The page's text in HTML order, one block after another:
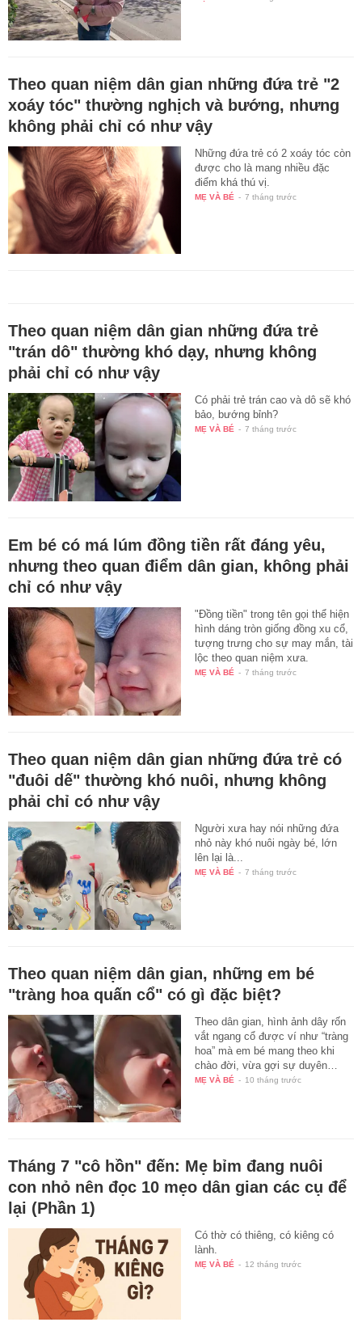
Theo quan niệm dân gian những đứa trẻ "2
xoáy tóc" thường nghịch và bướng, nhưng
không phải chỉ có như vậy
Những đứa trẻ có 2 xoáy tóc còn
được cho là mang nhiều đặc
điểm khá thú vị.
MẸ VÀ BÉ - 7 tháng trước
Theo quan niệm dân gian những đứa trẻ
"trán dô" thường khó dạy, nhưng không
phải chỉ có như vậy
Có phải trẻ trán cao và dô sẽ khó
bảo, bướng bỉnh?
MẸ VÀ BÉ - 7 tháng trước
Em bé có má lúm đồng tiền rất đáng yêu,
nhưng theo quan điểm dân gian, không phải
chỉ có như vậy
"Đồng tiền" trong tên gọi thể hiện
hình dáng tròn giống đồng xu cổ,
tượng trưng cho sự may mắn, tài
lộc theo quan niệm xưa.
MẸ VÀ BÉ - 7 tháng trước
Theo quan niệm dân gian những đứa trẻ có
"đuôi dế" thường khó nuôi, nhưng không
phải chỉ có như vậy
Người xưa hay nói những đứa
nhỏ này khó nuôi ngày bé, lớn
lên lại là...
MẸ VÀ BÉ - 7 tháng trước
Theo quan niệm dân gian, những em bé
"tràng hoa quấn cổ" có gì đặc biệt?
Theo dân gian, hình ảnh dây rốn
vắt ngang cổ được ví như “tràng
hoa” mà em bé mang theo khi
chào đời, vừa gợi sự duyên…
MẸ VÀ BÉ - 10 tháng trước
Tháng 7 "cô hồn" đến: Mẹ bỉm đang nuôi
con nhỏ nên đọc 10 mẹo dân gian các cụ để
lại (Phần 1)
Có thờ có thiêng, có kiêng có
lành.
MẸ VÀ BÉ - 12 tháng trước